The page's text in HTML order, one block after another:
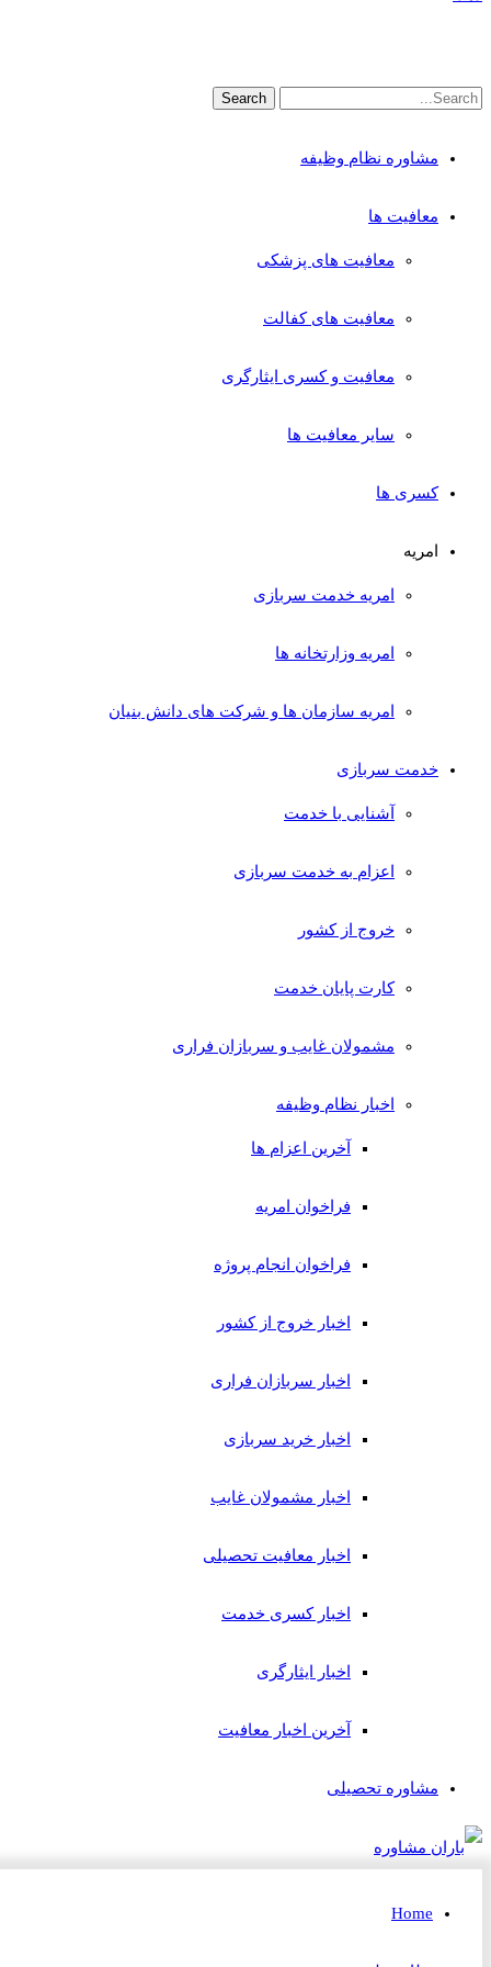
مشاوره نظام وظیفه
معافیت ها
معافیت های پزشکی
معافیت های کفالت
معافیت و کسری ایثارگری
سایر معافیت ها
کسری ها
امریه
امریه خدمت سربازی
امریه وزارتخانه ها
امریه سازمان ها و شرکت های دانش بنیان
خدمت سربازی
آشنایی با خدمت
اعزام به خدمت سربازی
خروج از کشور
کارت پایان خدمت
مشمولان غایب و سربازان فراری
اخبار نظام وظیفه
آخرین اعزام ها
فراخوان امریه
فراخوان انجام پروژه
اخبار خروج از کشور
اخبار سربازان فراری
اخبار خرید سربازی
اخبار مشمولان غایب
اخبار معافیت تحصیلی
اخبار کسری خدمت
اخبار ایثارگری
آخرین اخبار معافیت
مشاوره تحصیلی
Home